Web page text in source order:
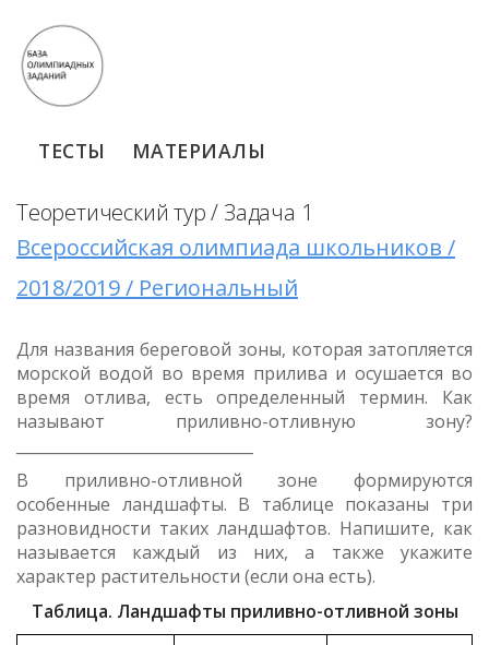
ТЕСТЫ МАТЕРИАЛЫ
Теоретический тур / Задача 1
Всероссийская олимпиада школьников /
2018/2019 / Региональный
Для названия береговой зоны, которая затопляется
морской водой во время прилива и осушается во
время отлива, есть определенный термин. Как
называют приливно-отливную зону?
В приливно-отливной зоне формируются
особенные ландшафты. В таблице показаны три
разновидности таких ландшафтов. Напишите, как
называется каждый из них, а также укажите
характер растительности (если она есть).
Таблица. Ландшафты приливно-отливной зоны